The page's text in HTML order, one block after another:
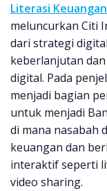
Literasi
meluncurkan Citi
dari strategi
keberlanjutan
digital. Pada
menjadi bagian
untuk menjadi
di mana nasabah
keuangan dan
interaktif seperti
video sharing.